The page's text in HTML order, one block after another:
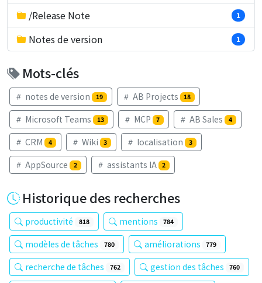
/Release Note 1
Notes de version 1
Mots-clés
notes de version 19 AB Projects 18
Microsoft Teams 13 MCP 7 AB Sales 4
CRM 4 Wiki 3 localisation 3
AppSource 2 assistants IA 2
Historique des recherches
productivité 818 mentions 784
modèles de tâches 780 améliorations 779
recherche de tâches 762 gestion des tâches 760